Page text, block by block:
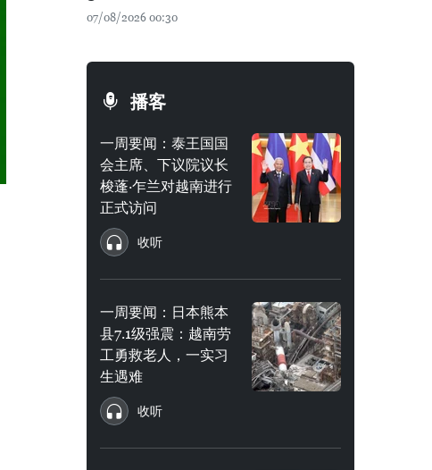
07/08/2026 00:30
播客
一周要闻：泰王国国
会主席、下议院议长
梭蓬·乍兰对越南进行
正式访问
收听
一周要闻：日本熊本
县7.1级强震：越南劳
工勇救老人，一实习
生遇难
收听